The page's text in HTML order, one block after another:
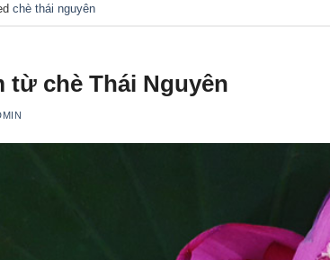
chè thái nguyên
từ chè Thái Nguyên